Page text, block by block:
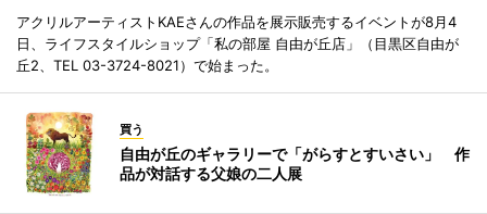
アクリルアーティストKAEさんの作品を展示販売するイベントが8月4
日、ライフスタイルショップ「私の部屋 自由が丘店」（目黒区自由が
丘2、TEL 03-3724-8021）で始まった。
買う
自由が丘のギャラリーで「がらすとすいさい」 作
品が対話する父娘の二人展